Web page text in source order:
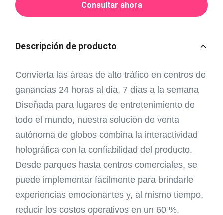
Consultar ahora
Descripción de producto
Convierta las áreas de alto tráfico en centros de
ganancias 24 horas al día, 7 días a la semana
Diseñada para lugares de entretenimiento de
todo el mundo, nuestra solución de venta
autónoma de globos combina la interactividad
holográfica con la confiabilidad del producto.
Desde parques hasta centros comerciales, se
puede implementar fácilmente para brindarle
experiencias emocionantes y, al mismo tiempo,
reducir los costos operativos en un 60 %.